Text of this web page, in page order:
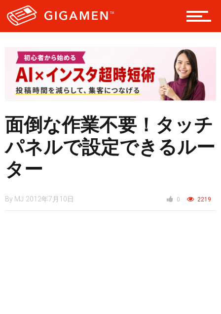
ヘルス・健康
スタイル
仮想通貨
面倒な作業不要！タッチ
パネルで設定できるルー
ター
By MJ 2012年7月10日 0 2219